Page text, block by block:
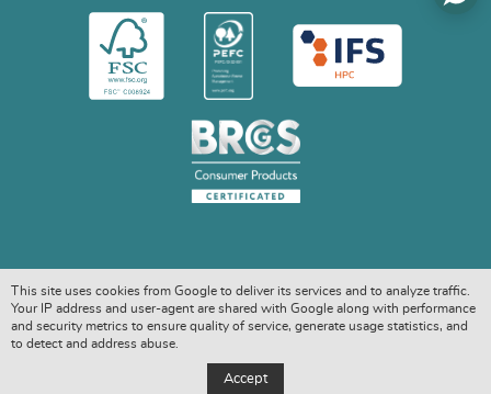
COPYRIGHT © 2026. ALL RIGHTS RESERVED
This site uses cookies from Google to deliver its services and to analyze traffic.
Your IP address and user-agent are shared with Google along with performance
and security metrics to ensure quality of service, generate usage statistics, and
to detect and address abuse.
Accept